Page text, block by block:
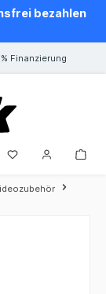
bezahlen
Finanzierung